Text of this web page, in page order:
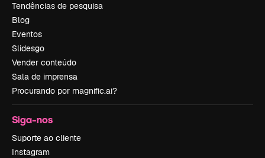
Tendências de pesquisa
Blog
Eventos
Slidesgo
Vender conteúdo
Sala de imprensa
Procurando por magnific.ai?
Siga-nos
Suporte ao cliente
Instagram